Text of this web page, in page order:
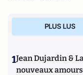
PLUS LUS
1Jean Dujardin &
nouveaux